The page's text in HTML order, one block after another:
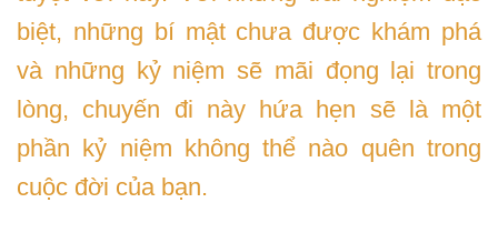
biệt, những bí mật chưa được khám phá
và những kỷ niệm sẽ mãi đọng lại trong
lòng, chuyến đi này hứa hẹn sẽ là một
phần kỷ niệm không thể nào quên trong
cuộc đời của bạn.